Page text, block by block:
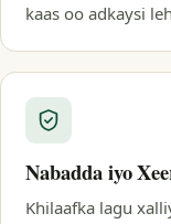
kaas oo adkaysi
Nabadda iyo
Khilaafka lagu